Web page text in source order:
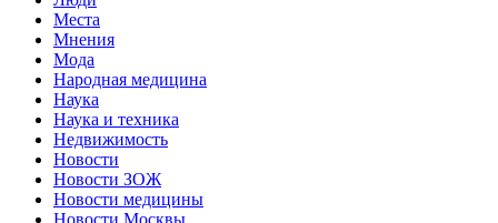
Места
Мнения
Мода
Народная медицина
Наука
Наука и техника
Недвижимость
Новости
Новости ЗОЖ
Новости медицины